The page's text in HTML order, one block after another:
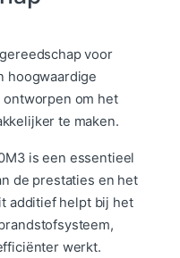
voor
hoogwaardige
om het
te maken.
is een essentieel
de prestaties en het
additief helpt bij het
werkt.